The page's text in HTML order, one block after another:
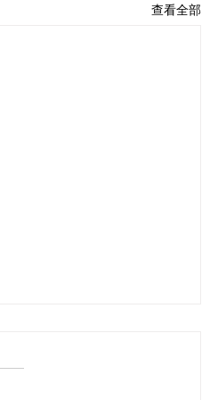
查看全部